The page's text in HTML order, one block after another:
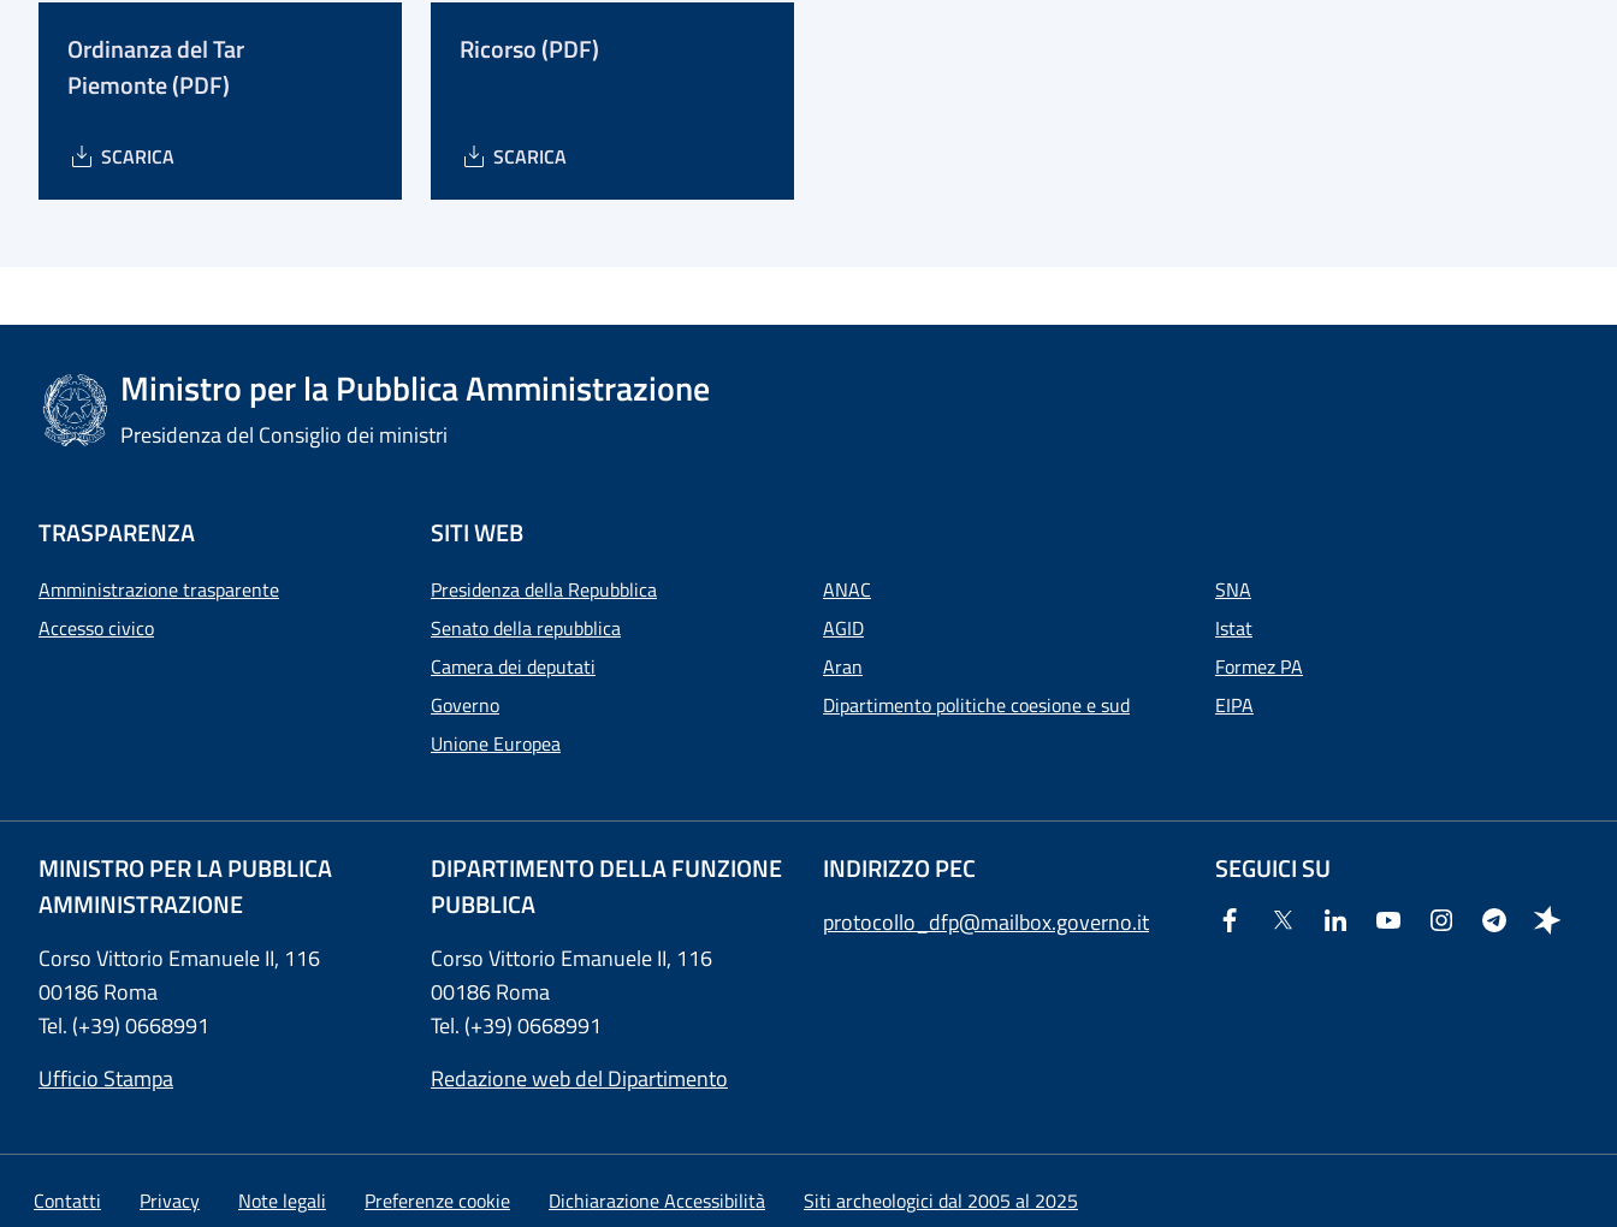
Ordinanza del Tar
Piemonte (PDF)
SCARICA
Ricorso (PDF)
SCARICA
Ministro per la Pubblica Amministrazione
Presidenza del Consiglio dei ministri
TRASPARENZA
Amministrazione trasparente
Accesso civico
SITI WEB
Presidenza della Repubblica
Senato della repubblica
Camera dei deputati
Governo
Unione Europea
ANAC
AGID
Aran
Dipartimento politiche coesione e sud
SNA
Istat
Formez PA
EIPA
MINISTRO PER LA PUBBLICA
AMMINISTRAZIONE
Corso Vittorio Emanuele II, 116
00186 Roma
Tel. (+39) 0668991
Ufficio Stampa
DIPARTIMENTO DELLA FUNZIONE
PUBBLICA
Corso Vittorio Emanuele II, 116
00186 Roma
Tel. (+39) 0668991
Redazione web del Dipartimento
INDIRIZZO PEC
protocollo_dfp@mailbox.governo.it
SEGUICI SU
Contatti Privacy Note legali Preferenze cookie Dichiarazione Accessibilità Siti archeologici dal 2005 al 2025